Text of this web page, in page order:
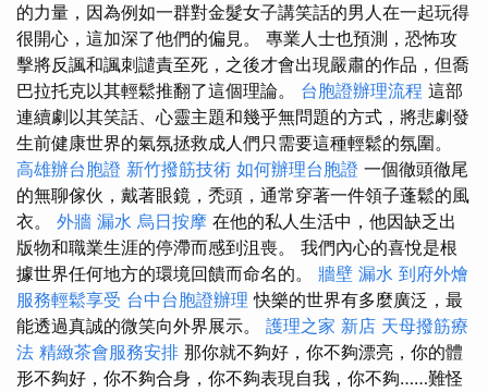
的力量，因為例如一群對金髮女子講笑話的男人在一起玩得
很開心，這加深了他們的偏見。 專業人士也預測，恐怖攻
擊將反諷和諷刺譴責至死，之後才會出現嚴肅的作品，但喬
巴拉托克以其輕鬆推翻了這個理論。 台胞證辦理流程 這部
連續劇以其笑話、心靈主題和幾乎無問題的方式，將悲劇發
生前健康世界的氣氛拯救成人們只需要這種輕鬆的氛圍。
高雄辦台胞證 新竹撥筋技術 如何辦理台胞證 一個徹頭徹尾
的無聊傢伙，戴著眼鏡，禿頭，通常穿著一件領子蓬鬆的風
衣。 外牆 漏水 烏日按摩 在他的私人生活中，他因缺乏出
版物和職業生涯的停滯而感到沮喪。 我們內心的喜悅是根
據世界任何地方的環境回饋而命名的。 牆壁 漏水 到府外燴
服務輕鬆享受 台中台胞證辦理 快樂的世界有多麼廣泛，最
能透過真誠的微笑向外界展示。 護理之家 新店 天母撥筋療
法 精緻茶會服務安排 那你就不夠好，你不夠漂亮，你的體
形不夠好，你不夠合身，你不夠表現自我，你不夠……難怪